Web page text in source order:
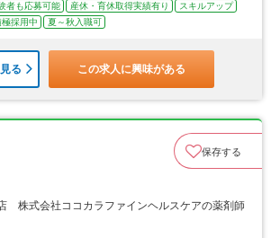
者も応募可能 産休・育休取得実績有り
スキルアップ
極採用中 夏～秋入職可
る この求人に興味がある
保存する
株式会社ココカラファインヘルスケアの薬剤師